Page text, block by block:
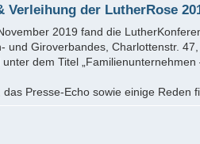
Verleihung der LutherRose
2019 fand die
und Giroverbandes, Charlottenstr. 47,
dem Titel „Familienunternehmen
das Presse-Echo sowie einige Reden